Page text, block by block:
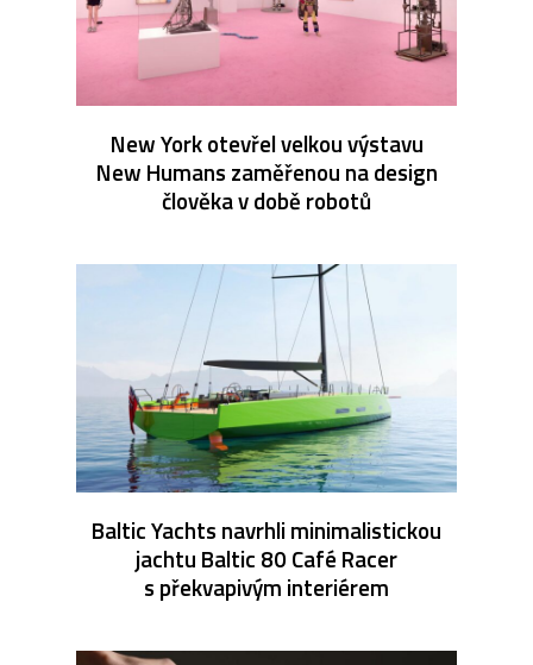
New York otevřel velkou výstavu
New Humans zaměřenou na design
člověka v době robotů
Baltic Yachts navrhli minimalistickou
jachtu Baltic 80 Café Racer
s překvapivým interiérem